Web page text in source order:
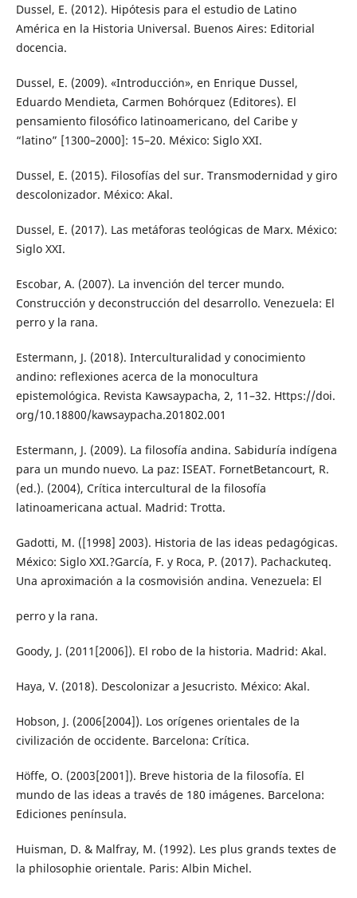
Dussel, E. (2012). Hipótesis para el estudio de Latino
América en la Historia Universal. Buenos Aires: Editorial
docencia.
Dussel, E. (2009). «Introducción», en Enrique Dussel,
Eduardo Mendieta, Carmen Bohórquez (Editores). El
pensamiento filosófico latinoamericano, del Caribe y
“latino” [1300–2000]: 15–20. México: Siglo XXI.
Dussel, E. (2015). Filosofías del sur. Transmodernidad y giro
descolonizador. México: Akal.
Dussel, E. (2017). Las metáforas teológicas de Marx. México:
Siglo XXI.
Escobar, A. (2007). La invención del tercer mundo.
Construcción y deconstrucción del desarrollo. Venezuela: El
perro y la rana.
Estermann, J. (2018). Interculturalidad y conocimiento
andino: reflexiones acerca de la monocultura
epistemológica. Revista Kawsaypacha, 2, 11–32. Https://doi.
org/10.18800/kawsaypacha.201802.001
Estermann, J. (2009). La filosofía andina. Sabiduría indígena
para un mundo nuevo. La paz: ISEAT. FornetBetancourt, R.
(ed.). (2004), Crítica intercultural de la filosofía
latinoamericana actual. Madrid: Trotta.
Gadotti, M. ([1998] 2003). Historia de las ideas pedagógicas.
México: Siglo XXI.?García, F. y Roca, P. (2017). Pachackuteq.
Una aproximación a la cosmovisión andina. Venezuela: El
perro y la rana.
Goody, J. (2011[2006]). El robo de la historia. Madrid: Akal.
Haya, V. (2018). Descolonizar a Jesucristo. México: Akal.
Hobson, J. (2006[2004]). Los orígenes orientales de la
civilización de occidente. Barcelona: Crítica.
Höffe, O. (2003[2001]). Breve historia de la filosofía. El
mundo de las ideas a través de 180 imágenes. Barcelona:
Ediciones península.
Huisman, D. & Malfray, M. (1992). Les plus grands textes de
la philosophie orientale. Paris: Albin Michel.